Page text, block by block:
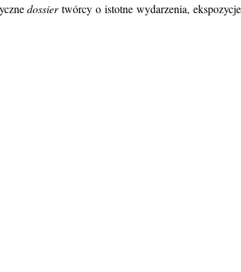
dossiertwórcy o istotne wydarzenia,ekspozycje